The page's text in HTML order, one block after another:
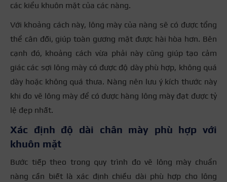
các kiểu khuôn mặt của các nàng.
Với khoảng cách này, lông mày của nàng sẽ có được tổng
thể cân đối, giúp toàn gương mặt được hài hòa hơn. Bên
cạnh đó, khoảng cách vừa phải này cũng giúp tạo cảm
giác các sợi lông mày có được độ dày phù hợp, không quá
dày hoặc không quá thưa. Nàng nên lưu ý kích thước này
khi đo vẽ lông mày để có được hàng lông mày đạt được tỷ
lệ đẹp nhất.
Xác định độ dài chân mày phù hợp với
khuôn mặt
Bước tiếp theo trong quy trình đo vẽ lông mày chuẩn
nàng cần biết là xác định chiều dài phù hợp cho lông